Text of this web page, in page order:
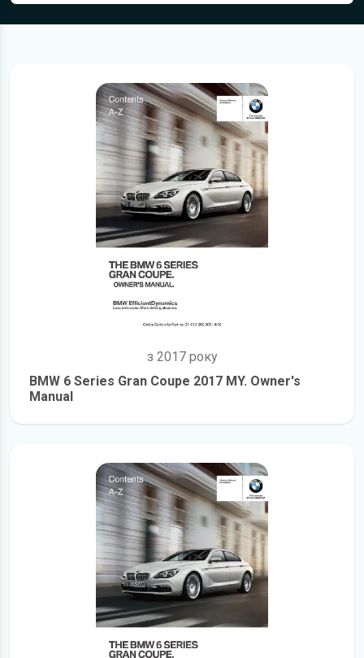
з 2017 року
BMW 6 Series Gran Coupe 2017 MY. Owner's
Manual